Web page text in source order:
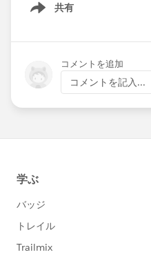
共有
Show menu
コメントを追加
コメントを記入...